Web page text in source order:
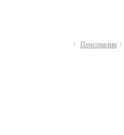
Персоналии